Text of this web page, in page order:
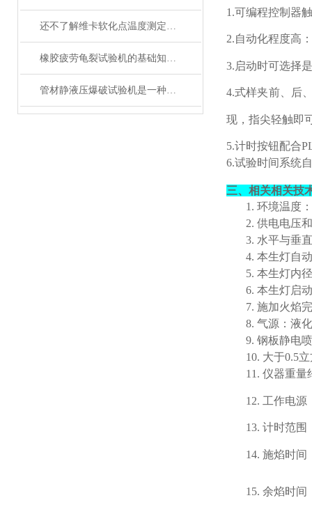
还不了解维卡软化点温度测定仪的看过来！
橡胶疲劳龟裂试验机的基础知识，一篇搞定
管材静液压爆破试验机是一种用于测试管材抗压性能的试验设备
1.可编程控制器
2.自动化程度高
3.启动时可选择
4.式样夹前、后
现，指尖轻触即
5.计时按钮配合
6.试验时间系统
三、相关相关技
1. 环境温度
2. 供电电压
3. 水平与垂
4. 本生灯自
5. 本生灯内径
6. 本生灯启
7. 施加火焰
8. 气源：液
9. 钢板静电
10. 大于0.5
11. 仪器重量
12. 工作电源
13. 计时范围
14. 施焰时间
15. 余焰时间